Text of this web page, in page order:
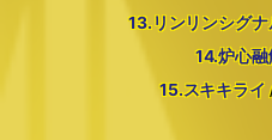
13.リンリンシグ
14.炉心
15.スキキライ